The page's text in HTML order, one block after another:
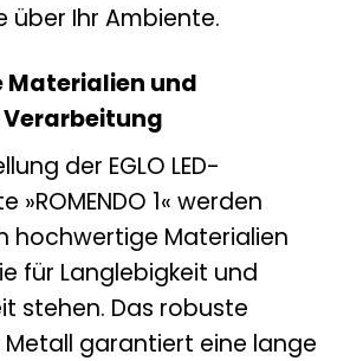
über Ihr Ambiente.
Materialien und
der EGLO LED-
»ROMENDO 1« werden
hochwertige Materialien
für Langlebigkeit und
stehen. Das robuste
Metall garantiert eine lange